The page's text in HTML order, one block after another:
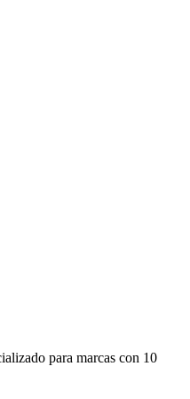
para marcas con 10